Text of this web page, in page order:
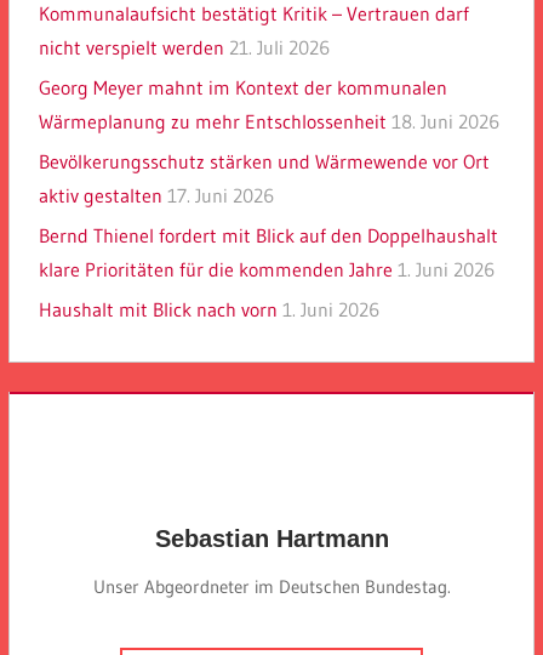
Kommunalaufsicht bestätigt Kritik – Vertrauen darf
nicht verspielt werden 21. Juli 2026
Georg Meyer mahnt im Kontext der kommunalen
Wärmeplanung zu mehr Entschlossenheit 18. Juni 2026
Bevölkerungsschutz stärken und Wärmewende vor Ort
aktiv gestalten 17. Juni 2026
Bernd Thienel fordert mit Blick auf den Doppelhaushalt
klare Prioritäten für die kommenden Jahre 1. Juni 2026
Haushalt mit Blick nach vorn 1. Juni 2026
Sebastian Hartmann
Unser Abgeordneter im Deutschen Bundestag.